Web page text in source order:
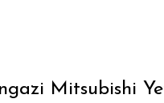
Mitsubishi